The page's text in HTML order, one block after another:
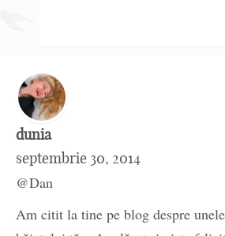
dunia
septembrie 30, 2014
@Dan
Am citit la tine pe blog despre